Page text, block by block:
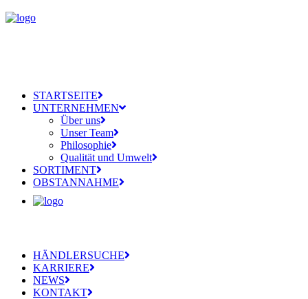
STARTSEITE
UNTERNEHMEN
Über uns
Unser Team
Philosophie
Qualität und Umwelt
SORTIMENT
OBSTANNAHME
HÄNDLERSUCHE
KARRIERE
NEWS
KONTAKT